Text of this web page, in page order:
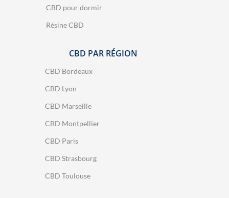
CBD pour dormir
Résine CBD
CBD PAR RÉGION
CBD Bordeaux
CBD Lyon
CBD Marseille
CBD Montpellier
CBD Paris
CBD Strasbourg
CBD Toulouse